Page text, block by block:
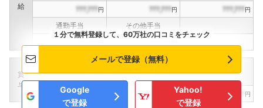
給
???,???円 ???,???円 ???,???円
通勤手当
その他手当
賞
与
インセンティブ賞与
決算賞与
???,??? ???,??? 円 ???,??? 円
１分で無料登録して、60万社の口コミをチェック
メールで登録（無料）
Google
で登録
Yahoo!
で登録